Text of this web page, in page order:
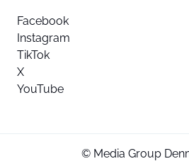
Facebook
Instagram
TikTok
X
YouTube
© Media Group